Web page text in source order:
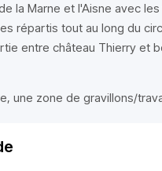
la Marne et l'Aisne avec
répartis tout au long du
entre château Thierry et
une zone de gravillons/